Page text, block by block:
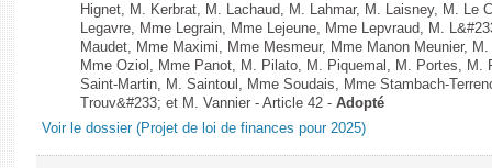
Hignet, M. Kerbrat, M. Lachaud, M. Lahmar, M. Laisney, M. Le
Legavre, Mme Legrain, Mme Lejeune, Mme Lepvraud, M.
Maudet, Mme Maximi, Mme Mesmeur, Mme Manon Meunier,
Mme Oziol, Mme Panot, M. Pilato, M. Piquemal, M. Portes, M.
Saint-Martin, M. Saintoul, Mme Soudais, Mme Stambach-
Trouv&#233; et M. Vannier - Article 42 - Adopté
Voir le dossier (Projet de loi de finances pour 2025)